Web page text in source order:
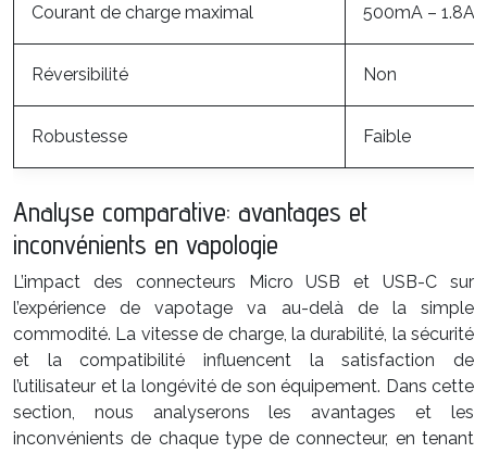
Courant de charge maximal 500mA – 1.8A
Réversibilité Non
Robustesse Faible
Analyse comparative: avantages et
inconvénients en vapologie
L’impact des connecteurs Micro USB et USB-C sur
l’expérience de vapotage va au-delà de la simple
commodité. La vitesse de charge, la durabilité, la sécurité
et la compatibilité influencent la satisfaction de
l’utilisateur et la longévité de son équipement. Dans cette
section, nous analyserons les avantages et les
inconvénients de chaque type de connecteur, en tenant